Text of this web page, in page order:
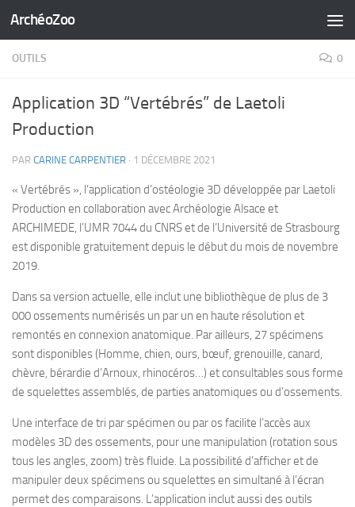
Skip to content
ArchéoZoo
OUTILS 0
Application 3D “Vertébrés” de Laetoli
Production
PAR CARINE CARPENTIER · 1 DÉCEMBRE 2021
« Vertébrés », l’application d’ostéologie 3D développée par Laetoli
Production en collaboration avec Archéologie Alsace et
ARCHIMEDE, l’UMR 7044 du CNRS et de l’Université de Strasbourg
est disponible gratuitement depuis le début du mois de novembre
2019.
Dans sa version actuelle, elle inclut une bibliothèque de plus de 3
000 ossements numérisés un par un en haute résolution et
remontés en connexion anatomique. Par ailleurs, 27 spécimens
sont disponibles (Homme, chien, ours, bœuf, grenouille, canard,
chèvre, bérardie d’Arnoux, rhinocéros…) et consultables sous forme
de squelettes assemblés, de parties anatomiques ou d’ossements.
Une interface de tri par spécimen ou par os facilite l’accès aux
modèles 3D des ossements, pour une manipulation (rotation sous
tous les angles, zoom) très fluide. La possibilité d’afficher et de
manipuler deux spécimens ou squelettes en simultané à l’écran
permet des comparaisons. L’application inclut aussi des outils